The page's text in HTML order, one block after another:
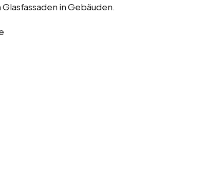
in Gebäuden.